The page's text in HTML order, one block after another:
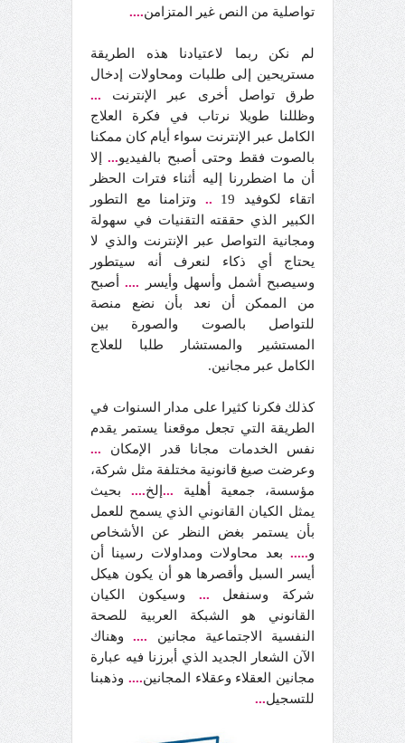
تواصلية من النص غير المتزامن....
لم نكن ربما لاعتيادنا هذه الطريقة
مستريحين إلى طلبات ومحاولات إدخال
طرق تواصل أخرى عبر الإنترنت ...
وظللنا طويلا نرتاب في فكرة العلاج
الكامل عبر الإنترنت سواء أيام كان ممكنا
بالصوت فقط وحتى أصبح بالفيديو...إلا
أن ما اضطررنا إليه أثناء فترات الحظر
اتقاء لكوفيد 19
.. وتزامنا مع التطور
الكبير الذي حققته التقنيات في سهولة
ومجانية التواصل عبر الإنترنت والذي لا
يحتاج أي ذكاء لنعرف أنه سيتطور
وسيصبح أشمل وأسهل وأيسر ....أصبح
من الممكن أن نعد بأن نضع منصة
للتواصل بالصوت والصورة بين
المستشير والمستشار طلبا للعلاج
الكامل عبر مجانين.
كذلك فكرنا كثيرا على مدار السنوات في
الطريقة التي تجعل موقعنا يستمر يقدم
نفس الخدمات مجانا قدر الإمكان ...
وعرضت صيغ قانونية مختلفة مثل شركة،
مؤسسة، جمعية أهلية ... إلخ.... بحيث
يمثل الكيان القانوني الذي يسمح للعمل
بأن يستمر بغض النظر عن الأشخاص
و..... بعد محاولات ومداولات رسينا أن
أيسر السبل وأقصرها هو أن يكون هيكل
شركة وسنفعل ... وسيكون الكيان
القانوني هو الشبكة العربية للصحة
النفسية الاجتماعية مجانين ....وهناك
الآن الشعار الجديد الذي أبرزنا فيه عبارة
مجانين العقلاء وعقلاء المجانين.... وذهبنا
للتسجيل...